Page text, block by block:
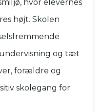
hvor elevernes
højt. Skolen
og tæt
forældre og
skolegang for